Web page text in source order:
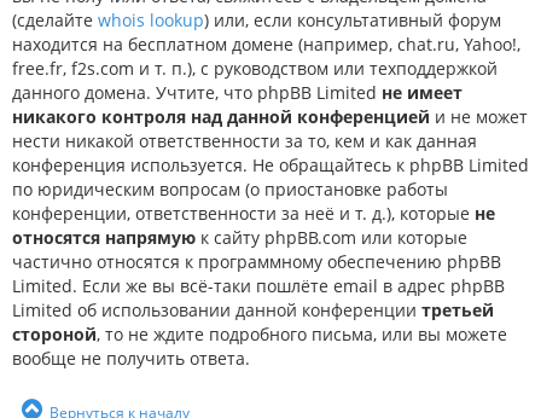
(сделайте whois lookup) или, если консультативный форум
находится на бесплатном домене (например, chat.ru, Yahoo!,
free.fr, f2s.com и т. п.), с руководством или техподдержкой
данного домена. Учтите, что phpBB Limited не имеет
никакого контроля над данной конференцией и не может
нести никакой ответственности за то, кем и как данная
конференция используется. Не обращайтесь к phpBB Limited
по юридическим вопросам (о приостановке работы
конференции, ответственности за неё и т. д.), которые не
относятся напрямую к сайту phpBB.com или которые
частично относятся к программному обеспечению phpBB
Limited. Если же вы всё-таки пошлёте email в адрес phpBB
Limited об использовании данной конференции третьей
стороной, то не ждите подробного письма, или вы можете
вообще не получить ответа.
Вернуться к началу